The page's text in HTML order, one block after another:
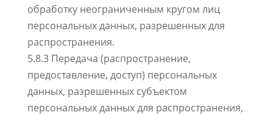
обработку неограниченным кругом лиц
персональных данных, разрешенных для
распространения.
5.8.3 Передача (распространение,
предоставление, доступ) персональных
данных, разрешенных субъектом
персональных данных для распространения,